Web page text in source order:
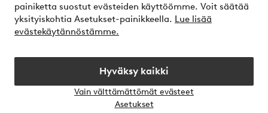
painiketta suostut evästeiden käyttöömme. Voit säätää
yksityiskohtia Asetukset-painikkeella. Lue lisää
evästekäytännöstämme.
Hyväksy kaikki
Vain välttämättömät evästeet
Asetukset